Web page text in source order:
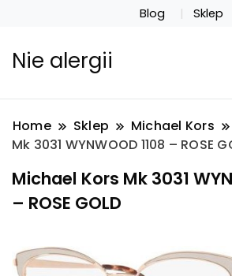
Blog Sklep
Nie alergii
Home Sklep Michael Kors
Mk 3031 WYNWOOD 1108 – ROSE
Michael Kors Mk 3031
– ROSE GOLD